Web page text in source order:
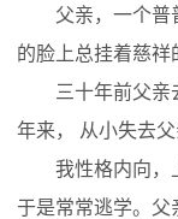
父亲，一个普普
的脸上总挂着慈祥
三十年前父亲去
年来， 从小失去
我性格内向，上
于是常常逃学。父